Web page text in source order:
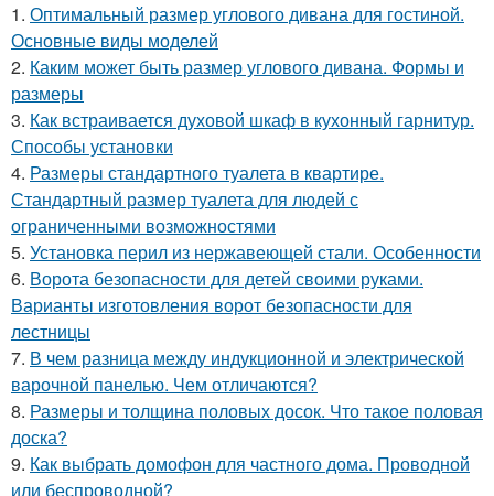
1. Оптимальный размер углового дивана для гостиной.
Основные виды моделей
2. Каким может быть размер углового дивана. Формы и
размеры
3. Как встраивается духовой шкаф в кухонный гарнитур.
Способы установки
4. Размеры стандартного туалета в квартире.
Стандартный размер туалета для людей с
ограниченными возможностями
5. Установка перил из нержавеющей стали. Особенности
6. Ворота безопасности для детей своими руками.
Варианты изготовления ворот безопасности для
лестницы
7. В чем разница между индукционной и электрической
варочной панелью. Чем отличаются?
8. Размеры и толщина половых досок. Что такое половая
доска?
9. Как выбрать домофон для частного дома. Проводной
или беспроводной?